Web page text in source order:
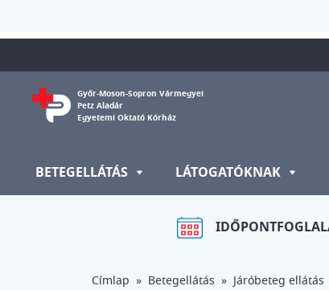
Győr-Moson-Sopron Vármegyei
Petz Aladár
Egyetemi Oktató Kórház
BETEGELLÁTÁS LÁTOGATÓKNAK
Címlap Betegellátás Járóbeteg ellátás